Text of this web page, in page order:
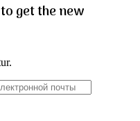
get the new